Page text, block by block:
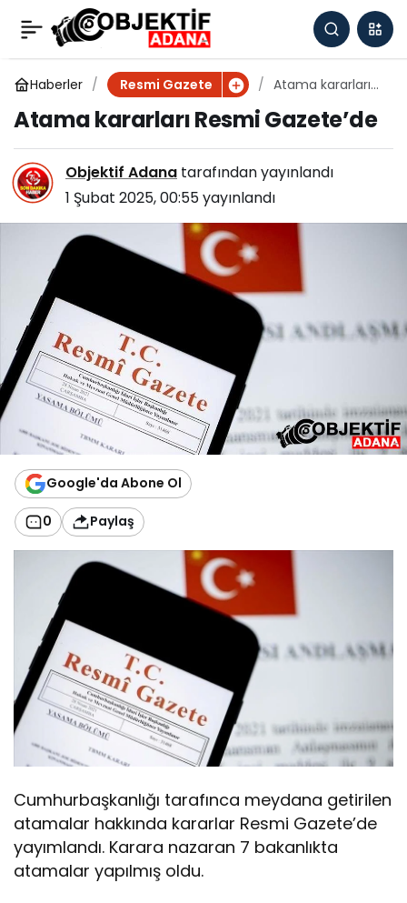
Haberler Resmi Gazete
Atama kararları
Atama kararları Resmi Gazete’de
Objektif Adana tarafından yayınlandı
1 Şubat 2025, 00:55yayınlandı
Google'da Abone Ol
0 Paylaş
Cumhurbaşkanlığı tarafınca meydana getirilen
atamalar hakkında kararlar Resmi Gazete’de
yayımlandı. Karara nazaran 7 bakanlıkta
atamalar yapılmış oldu.
Resmi Gazete’de bugün
(31 Ocak 2025 Resmi
Gazete kararları)
0 Paylaş